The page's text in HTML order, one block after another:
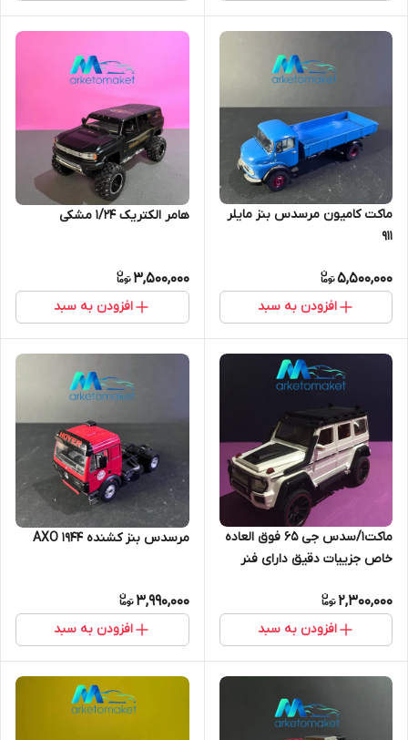
ماکت کامیون مرسدس بنز مایلر
۹۱۱
5,500,000
افزودن به سبد
هامر الکتریک ۱/۲۴ مشکی
3,500,000
افزودن به سبد
ماکت۱/سدس جی 65 فوق العاده
خاص جزییات دقیق دارای فنر
2,300,000
افزودن به سبد
مرسدس بنز کشنده ۱۹۴۴ AXO
3,990,000
افزودن به سبد